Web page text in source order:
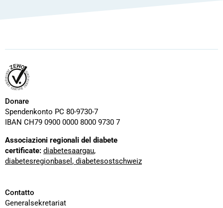
Donare
Spendenkonto PC 80-9730-7
IBAN CH79 0900 0000 8000 9730 7
Associazioni regionali del diabete
certificate: diabetesaargau,
diabetesregionbasel , diabetesostschweiz
Contatto
Generalsekretariat